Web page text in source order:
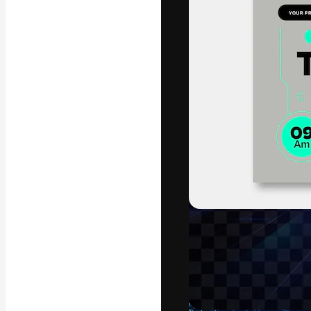
La plateforme
vos meilleurs
d’abonnés :